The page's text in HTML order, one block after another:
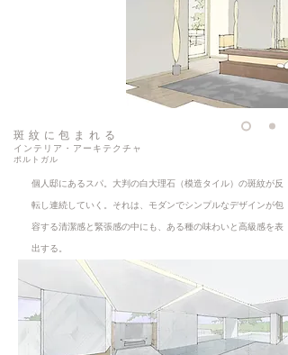
斑紋に包まれる
​インテリア・アーキテクチャ
ポルトガル
個人邸にあるスパ。大判の白大理石（模造タイル）の斑紋が反
転し連続していく。それは、モダンでシンプルなデザインが包
容する清潔感と緊張感の中にも、ある種の味わいと高級感を表
出する。